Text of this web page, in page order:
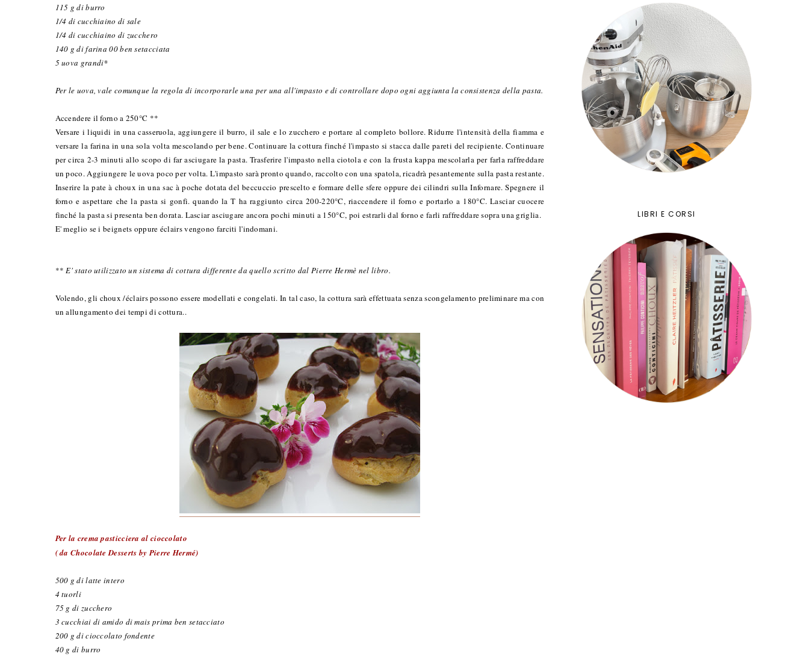
115 g di burro
1/4 di cucchiaino di sale
1/4 di cucchiaino di zucchero
140 g di farina 00 ben setacciata
5 uova grandi*
Per le uova, vale comunque la regola di incorporarle una per una all'impasto e di controllare dopo ogni aggiunta la consistenza della pasta.
Accendere il forno a 250°C **
Versare i liquidi in una casseruola, aggiungere il burro, il sale e lo zucchero e portare al completo bollore. Ridurre l'intensità della fiamma e
versare la farina in una sola volta mescolando per bene. Continuare la cottura finché l'impasto si stacca dalle pareti del recipiente. Continuare
per circa 2-3 minuti allo scopo di far asciugare la pasta. Trasferire l'impasto nella ciotola e con la frusta kappa mescolarla per farla raffreddare
un poco. Aggiungere le uova poco per volta. L'impasto sarà pronto quando, raccolto con una spatola, ricadrà pesantemente sulla pasta restante.
Inserire la pate à choux in una sac à poche dotata del beccuccio prescelto e formare delle sfere oppure dei cilindri sulla Infornare. Spegnere il
forno e aspettare che la pasta si gonfi. quando la T ha raggiunto circa 200-220°C, riaccendere il forno e portarlo a 180°C. Lasciar cuocere
finché la pasta si presenta ben dorata. Lasciar asciugare ancora pochi minuti a 150°C, poi estrarli dal forno e farli raffreddare sopra una griglia.
E' meglio se i beignets oppure éclairs vengono farciti l'indomani.
** E' stato utilizzato un sistema di cottura differente da quello scritto dal Pierre Hermè nel libro.
Volendo, gli choux /éclairs possono essere modellati e congelati. In tal caso, la cottura sarà effettuata senza scongelamento preliminare ma con
un allungamento dei tempi di cottura..
Per la crema pasticciera al cioccolato
( da Chocolate Desserts by Pierre Hermé)
500 g di latte intero
4 tuorli
75 g di zucchero
3 cucchiai di amido di mais prima ben setacciato
200 g di cioccolato fondente
40 g di burro
LIBRI E CORSI